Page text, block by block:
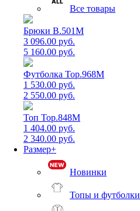
Все товары
Брюки B.501M
3 096.00 руб.
5 160.00 руб.
Футболка Top.968M
1 530.00 руб.
2 550.00 руб.
Топ Top.848M
1 404.00 руб.
2 340.00 руб.
Размер+
Новинки
Топы и футболки